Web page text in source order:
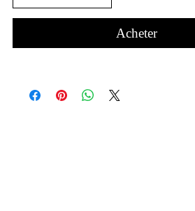
Acheter